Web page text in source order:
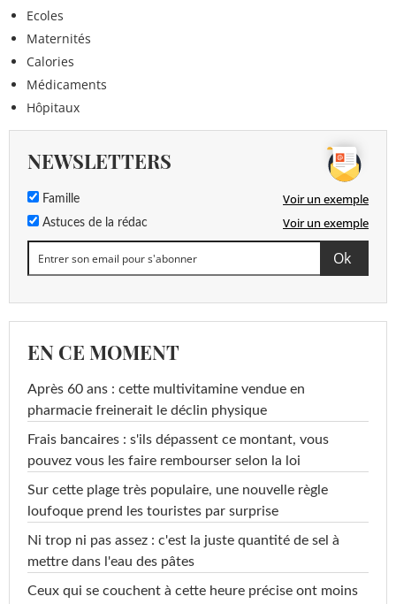
Ecoles
Maternités
Calories
Médicaments
Hôpitaux
NEWSLETTERS
Famille Voir un exemple
Astuces de la rédac Voir un exemple
EN CE MOMENT
Après 60 ans : cette multivitamine vendue en
pharmacie freinerait le déclin physique
Frais bancaires : s'ils dépassent ce montant, vous
pouvez vous les faire rembourser selon la loi
Sur cette plage très populaire, une nouvelle règle
loufoque prend les touristes par surprise
Ni trop ni pas assez : c'est la juste quantité de sel à
mettre dans l'eau des pâtes
Ceux qui se couchent à cette heure précise ont moins